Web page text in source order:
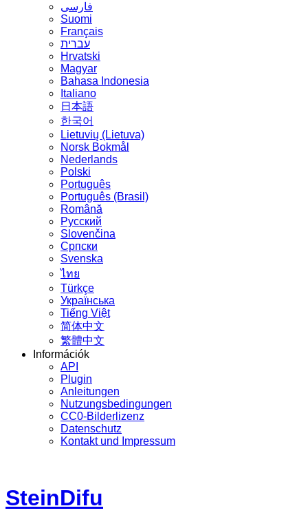
فارسی
Suomi
Français
עברית
Hrvatski
Magyar
Bahasa Indonesia
Italiano
日本語
한국어
Lietuvių (Lietuva)
‪Norsk Bokmål‬
Nederlands
Polski
Português
Português (Brasil)
Română
Русский
Slovenčina
Српски
Svenska
ไทย
Türkçe
Українська
Tiếng Việt
简体中文
繁體中文
Információk
API
Plugin
Anleitungen
Nutzungsbedingungen
CC0-Bilderlizenz
Datenschutz
Kontakt und Impressum
SteinDifu